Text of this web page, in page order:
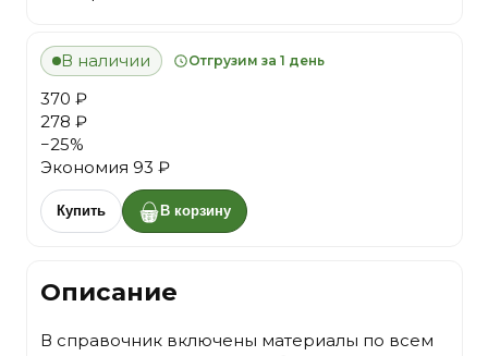
В наличии Отгрузим за 1 день
370 ₽
278 ₽
−25%
Экономия 93 ₽
Купить В корзину
Описание
В справочник включены материалы по всем